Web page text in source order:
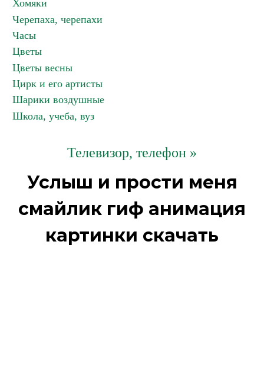
Хомяки
Черепаха, черепахи
Часы
Цветы
Цветы весны
Цирк и его артисты
Шарики воздушные
Школа, учеба, вуз
Телевизор, телефон »
Услыш и прости меня
смайлик гиф анимация
картинки скачать